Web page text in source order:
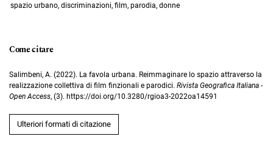
spazio urbano, discriminazioni, film, parodia, donne
Come citare
Salimbeni, A. (2022). La favola urbana. Reimmaginare lo spazio attraverso la
realizzazione collettiva di film finzionali e parodici. Rivista Geografica Italiana -
Open Access, (3). https://doi.org/10.3280/rgioa3-2022oa14591
Ulteriori formati di citazione